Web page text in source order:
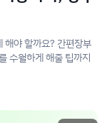
해야 할까요? 간편장부
수월하게 해줄 팁까지